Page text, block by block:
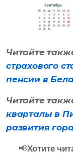
Читайте
страхового
пенсии в
Читайте
кварталы в
развития
📢Хотите